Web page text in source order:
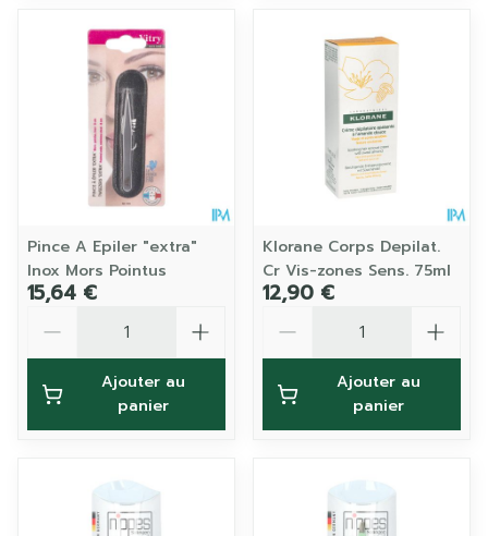
Pince A Epiler "extra"
Inox Mors Pointus
15,64 €
Ajouter au
panier
Klorane Corps Depilat.
Cr Vis-zones Sens. 75ml
12,90 €
Ajouter au
panier